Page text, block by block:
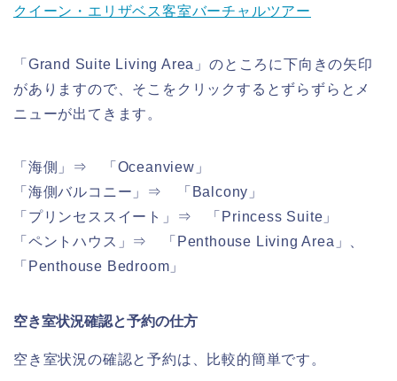
クイーン・エリザベス客室バーチャルツアー
「Grand Suite Living Area」のところに下向きの矢印
がありますので、そこをクリックするとずらずらとメ
ニューが出てきます。
「海側」⇒ 「Oceanview」
「海側バルコニー」⇒ 「Balcony」
「プリンセススイート」⇒ 「Princess Suite」
「ペントハウス」⇒ 「Penthouse Living Area」、
「Penthouse Bedroom」
空き室状況確認と予約の仕方
空き室状況の確認と予約は、比較的簡単です。